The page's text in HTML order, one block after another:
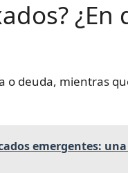
¿En
o deuda, mientras
emergentes: